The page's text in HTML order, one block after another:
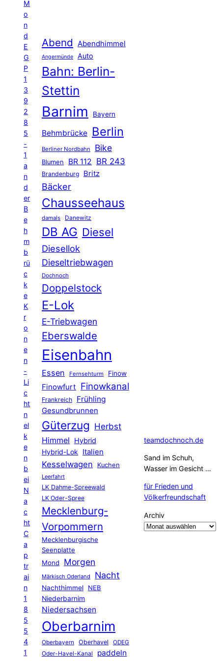
M
o
n
d
E
G
P
1
3
9
2
8
5
-
1
a
n
d
er
B
e
h
m
b
rü
c
k
e
K
r
o
n
e
n
-
Li
c
ht
n
el
k
e
n
b
ei
N
a
c
ht
C
a
p
tr
ai
n
1
8
5
5
4
1
Abend Abendhimmel
Angermünde Auto
Bahn: Berlin-
Stettin
Barnim Bayern
Behmbrücke Berlin
Berliner Nordbahn Bike
Blumen BR 112 BR 243
Brandenburg Britz
Bäcker
Chausseehaus
damals Danewitz
DB AG Diesel
Diesellok
Dieseltriebwagen
Dochnoch
Doppelstock
E-Lok
E-Triebwagen
Eberswalde
Eisenbahn
Essen Fernsehturm Finow
Finowfurt Finowkanal
Frankreich Frühling
Gesundbrunnen
Güterzug Herbst
Himmel
Hybrid
Hybrid-Lok Italien
Kesselwagen Kuchen
Leerfahrt
LK Dahme-Spreewald
LK Oder-Spree
Mecklenburg-
Vorpommern
Mecklenburgische
Seenplatte
Mond
Morgen
Märkisch Oderland Nacht
Nachthimmel
NEB
Niederbarnim
Niedersachsen
Oberbarnim
Oberbayern Oberhavel ODEG
Oder-Havel-Kanal paddeln
teamdochnoch.de
Sand im Schuh,
Wasser im Gesicht …
für Frieden und
Völkerfreundschaft
Archiv